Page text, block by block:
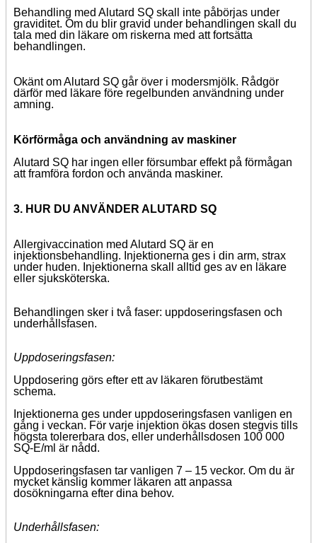
Behandling med Alutard SQ skall inte påbörjas under
graviditet. Om du blir gravid under behandlingen skall du
tala med din läkare om riskerna med att fortsätta
behandlingen.
Okänt om Alutard SQ går över i modersmjölk. Rådgör
därför med läkare före regelbunden användning under
amning.
Körförmåga och användning av maskiner
Alutard SQ har ingen eller försumbar effekt på förmågan
att framföra fordon och använda maskiner.
3. HUR DU ANVÄNDER ALUTARD SQ
Allergivaccination med Alutard SQ är en
injektionsbehandling. Injektionerna ges i din arm, strax
under huden. Injektionerna skall alltid ges av en läkare
eller sjuksköterska.
Behandlingen sker i två faser: uppdoseringsfasen och
underhållsfasen.
Uppdoseringsfasen:
Uppdosering görs efter ett av läkaren förutbestämt
schema.
Injektionerna ges under uppdoseringsfasen vanligen en
gång i veckan. För varje injektion ökas dosen stegvis tills
högsta tolererbara dos, eller underhållsdosen 100 000
SQ-E/ml är nådd.
Uppdoseringsfasen tar vanligen 7 – 15 veckor. Om du är
mycket känslig kommer läkaren att anpassa
dosökningarna efter dina behov.
Underhållsfasen: